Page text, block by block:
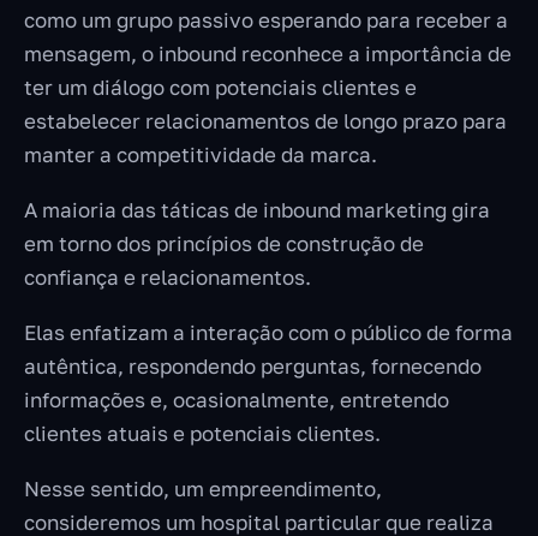
como um grupo passivo esperando para receber a
mensagem, o inbound reconhece a importância de
ter um diálogo com potenciais clientes e
estabelecer relacionamentos de longo prazo para
manter a competitividade da marca.
A maioria das táticas de inbound marketing gira
em torno dos princípios de construção de
confiança e relacionamentos.
Elas enfatizam a interação com o público de forma
autêntica, respondendo perguntas, fornecendo
informações e, ocasionalmente, entretendo
clientes atuais e potenciais clientes.
Nesse sentido, um empreendimento,
consideremos um hospital particular que realiza